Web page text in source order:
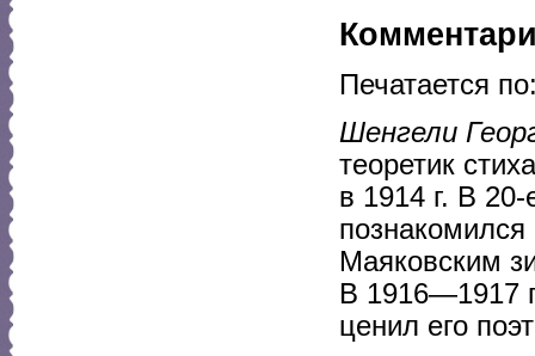
Печатается
Шенгели
теоретик
в 1914 г. В 20-
Маяковским
В 1916—1917
ценил его